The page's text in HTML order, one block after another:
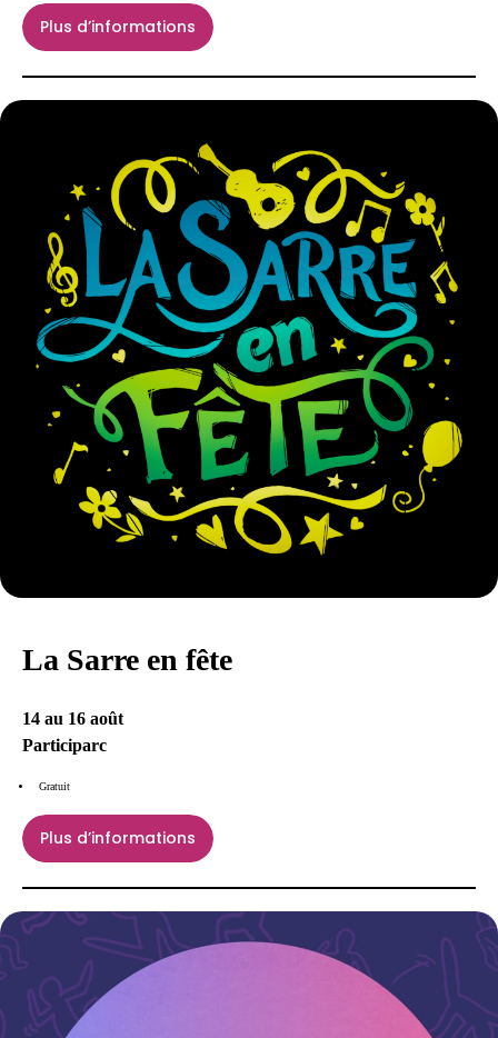
Plus d’informations
La Sarre en fête
14 au 16 août
Participarc
Gratuit
Plus d’informations